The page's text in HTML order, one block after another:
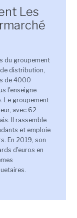
Les
du groupement
distribution,
de 4000
l'enseigne
Le groupement
avec 62
Il rassemble
et emploie
En 2019, son
d'euros en